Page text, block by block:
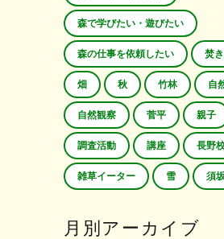
森で学びたい・遊びたい
森の仕事を依頼したい 焚
畑 秋 竹林 自
自然観察 菅平 親子
調査活動 講座 長野
雑草イーター 雪 須
月別アーカイブ